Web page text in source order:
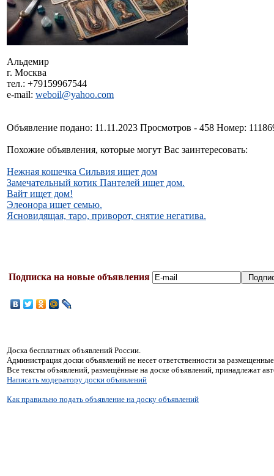
Альдемир
г. Москва
тел.: +79159967544
e-mail: weboil@yahoo.com
Объявление подано: 11.11.2023 Просмотров - 458 Номер:
Похожие объявления, которые могут Вас заинтересовать:
Нежная кошечка Сильвия ищет дом
Замечательный котик Пантелей ищет дом.
Вайт ищет дом!
Элеонора ищет семью.
Ясновидящая, таро, приворот, снятие негатива.
Подписка на новые объявления
Доска бесплатных объявлений России.
Администрация доски объявлений не несет ответственности за
Все тексты объявлений, размещённые на доске объявлений, принадлежат
Написать модератору доски объявлений
Как правильно подать объявление на доску объявлений